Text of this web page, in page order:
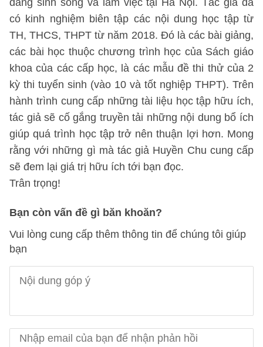
đang sinh sống và làm việc tại Hà Nội. Tác giả đã
có kinh nghiệm biên tập các nội dung học tập từ
TH, THCS, THPT từ năm 2018. Đó là các bài giảng,
các bài học thuộc chương trình học của Sách giáo
khoa của các cấp học, là các mẫu đề thi thử của 2
kỳ thi tuyển sinh (vào 10 và tốt nghiệp THPT). Trên
hành trình cung cấp những tài liệu học tập hữu ích,
tác giả sẽ cố gắng truyền tải những nội dung bổ ích
giúp quá trình học tập trở nên thuận lợi hơn. Mong
rằng với những gì mà tác giả Huyền Chu cung cấp
sẽ đem lại giá trị hữu ích tới bạn đọc.
Trân trọng!
Bạn còn vấn đề gì băn khoăn?
Vui lòng cung cấp thêm thông tin để chúng tôi giúp
bạn